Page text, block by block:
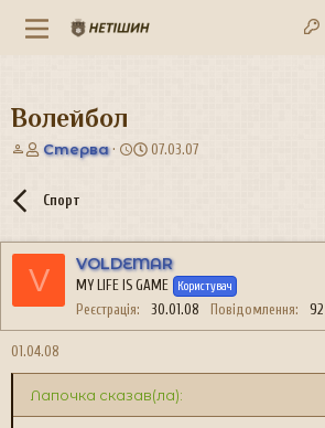
Волейбол
А
о
т
е
м
и
Стерва
Д
т
в
о
р
е
я
07.03.07
Спорт
V VOLDEMAR
MY LIFE IS GAME Користувач
Реєстрація 30.01.08 Повідомлення 92
01.04.08
Лапочка сказав(ла):